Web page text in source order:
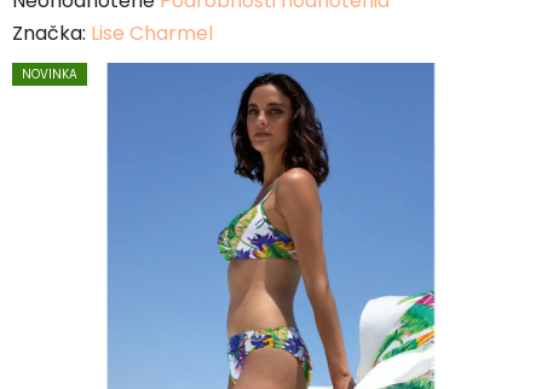
hodnotenie
produktu
Značka: Lise Charmel
NOVINKA